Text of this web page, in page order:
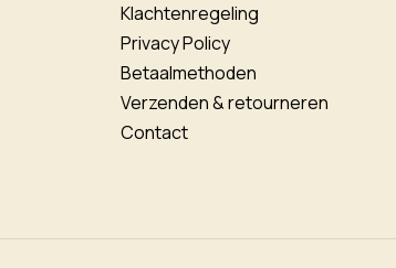
Klachtenregeling
Privacy Policy
Betaalmethoden
Verzenden & retourneren
Contact